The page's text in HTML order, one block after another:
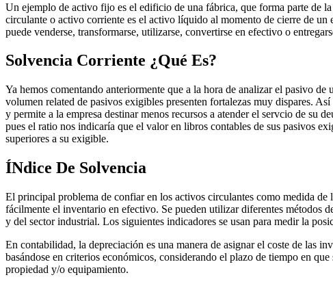
Un ejemplo de activo fijo es el edificio de una fábrica, que forma parte de
circulante o activo corriente es el activo líquido al momento de cierre de
puede venderse, transformarse, utilizarse, convertirse en efectivo o
Solvencia Corriente ¿Qué Es?
Ya hemos comentando anteriormente que a la hora de analizar el pasivo
volumen related de pasivos exigibles presenten fortalezas muy dispares.
y permite a la empresa destinar menos recursos a atender el servcio de su
pues el ratio nos indicaría que el valor en libros contables de sus pasivos
superiores a su exigible.
ÍNdice De Solvencia
El principal problema de confiar en los activos circulantes como medida
fácilmente el inventario en efectivo. Se pueden utilizar diferentes métodos
y del sector industrial. Los siguientes indicadores se usan para medir la
En contabilidad, la depreciación es una manera de asignar el coste de las
basándose en criterios económicos, considerando el plazo de tiempo en
propiedad y/o equipamiento.